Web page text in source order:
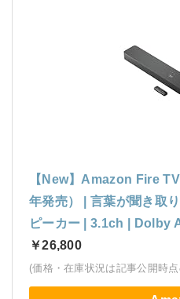
【New】Amazon Fire
年発売） | 言葉が聞き取
ピーカー | 3.1ch | Dolby
￥26,800
(価格・在庫状況は記事公開時